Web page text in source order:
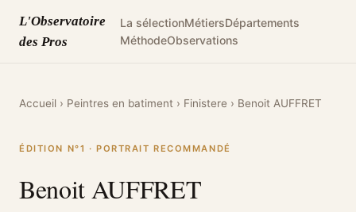
L'Observatoire
des Pros
La sélectionMétiersDépartements
MéthodeObservations
Accueil › Peintres en batiment › Finistere › Benoit AUFFRET
ÉDITION N°1 · PORTRAIT RECOMMANDÉ
Benoit AUFFRET